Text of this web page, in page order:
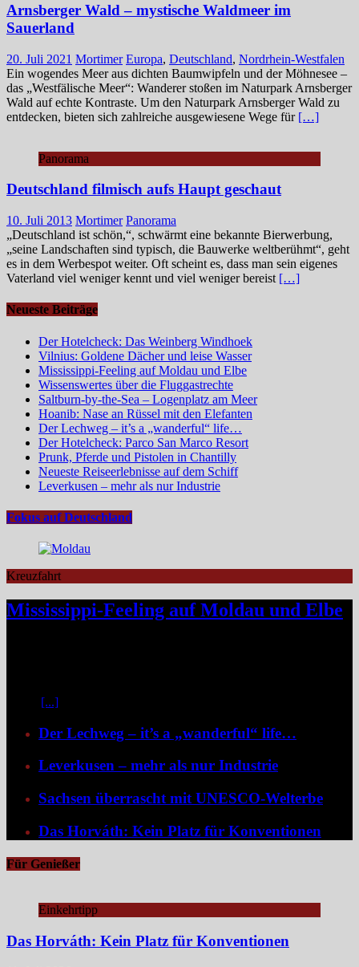
Arnsberger Wald – mystische Waldmeer im
Sauerland
20. Juli 2021 Mortimer Europa, Deutschland, Nordrhein-Westfalen
Ein wogendes Meer aus dichten Baumwipfeln und der Möhnesee –
das „Westfälische Meer“: Wanderer stoßen im Naturpark Arnsberger
Wald auf echte Kontraste. Um den Naturpark Arnsberger Wald zu
entdecken, bieten sich zahlreiche ausgewiesene Wege für […]
Panorama
Deutschland filmisch aufs Haupt geschaut
10. Juli 2013 Mortimer Panorama
„Deutschland ist schön,“, schwärmt eine bekannte Bierwerbung,
„seine Landschaften sind typisch, die Bauwerke weltberühmt“, geht
es in dem Werbespot weiter. Oft scheint es, dass man sein eigenes
Vaterland viel weniger kennt und viel weniger bereist […]
Neueste Beiträge
Der Hotelcheck: Das Weinberg Windhoek
Vilnius: Goldene Dächer und leise Wasser
Mississippi-Feeling auf Moldau und Elbe
Wissenswertes über die Fluggastrechte
Saltburn-by-the-Sea – Logenplatz am Meer
Hoanib: Nase an Rüssel mit den Elefanten
Der Lechweg – it’s a „wanderful“ life…
Der Hotelcheck: Parco San Marco Resort
Prunk, Pferde und Pistolen in Chantilly
Neueste Reiseerlebnisse auf dem Schiff
Leverkusen – mehr als nur Industrie
Fokus auf Deutschland
Kreuzfahrt
Mississippi-Feeling auf Moldau und Elbe
[...]
Der Lechweg – it’s a „wanderful“ life…
Leverkusen – mehr als nur Industrie
Sachsen überrascht mit UNESCO-Welterbe
Das Horváth: Kein Platz für Konventionen
Für Genießer
Einkehrtipp
Das Horváth: Kein Platz für Konventionen